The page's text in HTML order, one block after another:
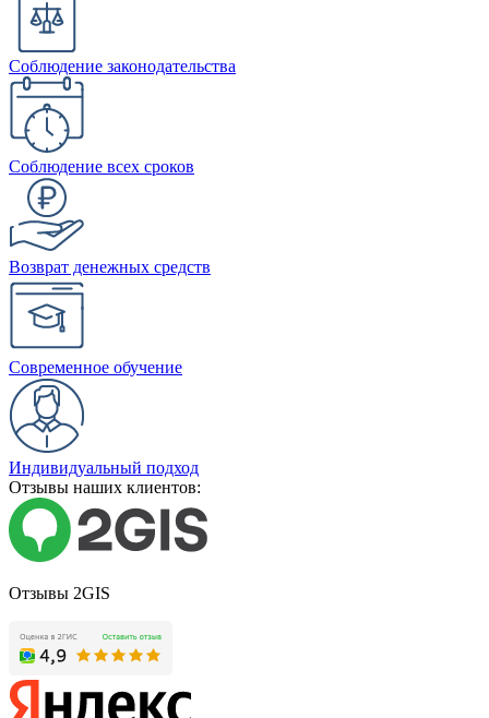
Соблюдение законодательства
Соблюдение всех сроков
Возврат денежных средств
Современное обучение
Индивидуальный подход
Отзывы наших клиентов:
Отзывы 2GIS